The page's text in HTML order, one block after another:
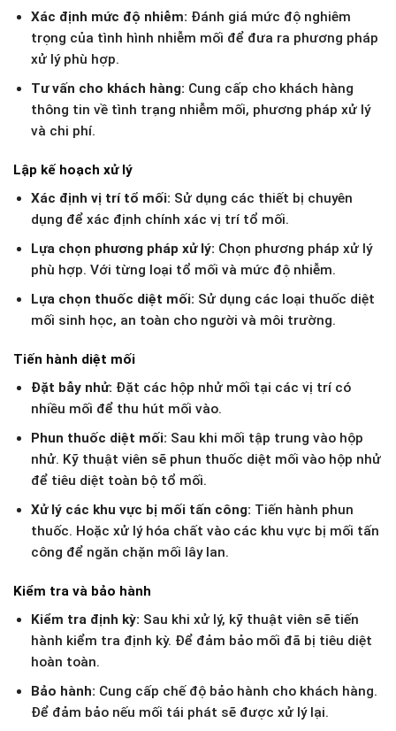
Xác định mức độ nhiễm: Đánh giá mức độ nghiêm
trọng của tình hình nhiễm mối để đưa ra phương pháp
xử lý phù hợp.
Tư vấn cho khách hàng: Cung cấp cho khách hàng
thông tin về tình trạng nhiễm mối, phương pháp xử lý
và chi phí.
Lập kế hoạch xử lý
Xác định vị trí tổ mối: Sử dụng các thiết bị chuyên
dụng để xác định chính xác vị trí tổ mối.
Lựa chọn phương pháp xử lý: Chọn phương pháp xử lý
phù hợp. Với từng loại tổ mối và mức độ nhiễm.
Lựa chọn thuốc diệt mối: Sử dụng các loại thuốc diệt
mối sinh học, an toàn cho người và môi trường.
Tiến hành diệt mối
Đặt bẫy nhử: Đặt các hộp nhử mối tại các vị trí có
nhiều mối để thu hút mối vào.
Phun thuốc diệt mối: Sau khi mối tập trung vào hộp
nhử. Kỹ thuật viên sẽ phun thuốc diệt mối vào hộp nhử
để tiêu diệt toàn bộ tổ mối.
Xử lý các khu vực bị mối tấn công: Tiến hành phun
thuốc. Hoặc xử lý hóa chất vào các khu vực bị mối tấn
công để ngăn chặn mối lây lan.
Kiểm tra và bảo hành
Kiểm tra định kỳ: Sau khi xử lý, kỹ thuật viên sẽ tiến
hành kiểm tra định kỳ. Để đảm bảo mối đã bị tiêu diệt
hoàn toàn.
Bảo hành: Cung cấp chế độ bảo hành cho khách hàng.
Để đảm bảo nếu mối tái phát sẽ được xử lý lại.